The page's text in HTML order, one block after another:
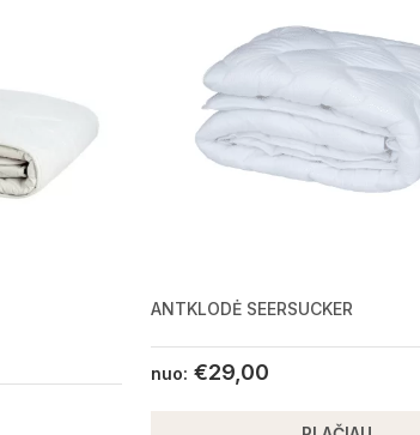
ANTKLODĖ SEERSUCKER
nuo: €29,00